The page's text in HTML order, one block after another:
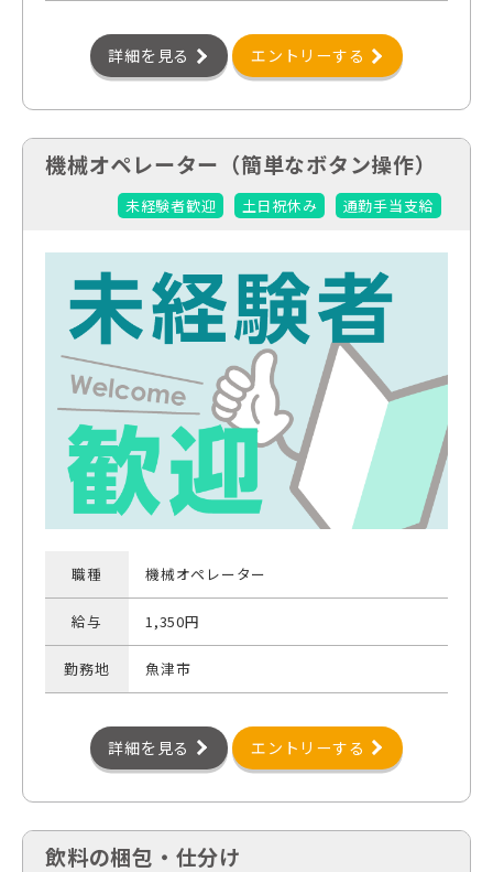
詳細を見る エントリーする
機械オペレーター（簡単なボタン操作）
未経験者歓迎 土日祝休み 通勤手当支給
職種 機械オペレーター
給与 1,350円
勤務地 魚津市
詳細を見る エントリーする
飲料の梱包・仕分け